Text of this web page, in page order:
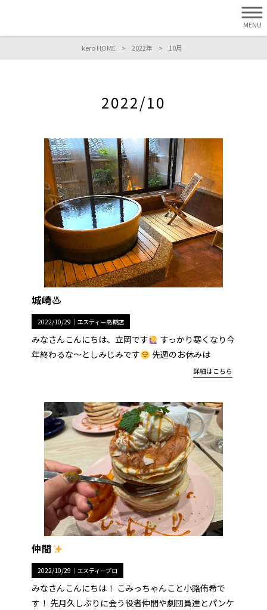
MENU
kero HOME > 2022年 > 10月
2022/10
城崎♨︎
2022/10/29｜ エスティー高槻店
みなさんこんにちは、立岡です
すっかり寒くなり今
年終わるな〜としみじみです
先週のお休みは
詳細はこちら
仲間
2022/10/29｜ エスティープロ
みなさんこんにちは！ こみっちゃんこと小路侑希で
す！ 先月久しぶりに会う役者仲間や劇団員達とパンケ